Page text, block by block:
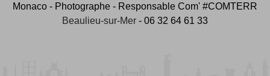
Monaco - Photographe - Responsable Com' #COMTERR
Beaulieu-sur-Mer - 06 32 64 61 33